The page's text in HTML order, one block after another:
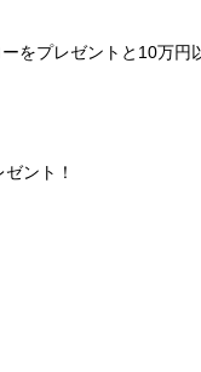
をプレゼントと10万円
ント！